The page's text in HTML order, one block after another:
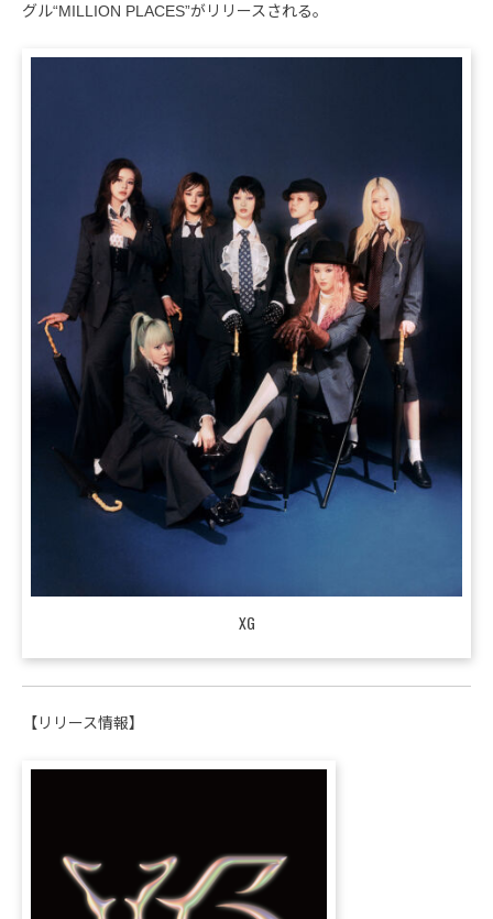
グル“MILLION PLACES”がリリースされる。
XG
【リリース情報】